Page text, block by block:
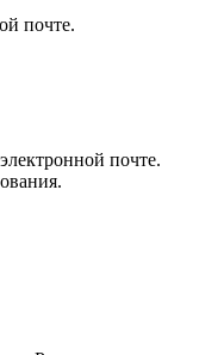
почте.
почте.